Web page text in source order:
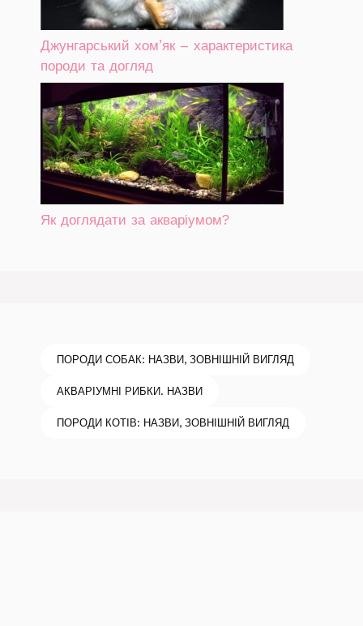
Джунгарський хом’як – характеристика
породи та догляд
Як доглядати за акваріумом?
ПОРОДИ СОБАК: НАЗВИ, ЗОВНІШНІЙ ВИГЛЯД
АКВАРІУМНІ РИБКИ. НАЗВИ
ПОРОДИ КОТІВ: НАЗВИ, ЗОВНІШНІЙ ВИГЛЯД